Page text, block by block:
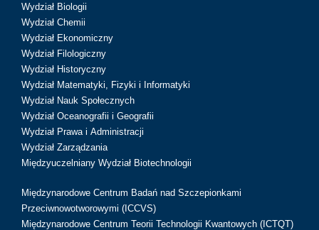
Wydział Biologii
Wydział Chemii
Wydział Ekonomiczny
Wydział Filologiczny
Wydział Historyczny
Wydział Matematyki, Fizyki i Informatyki
Wydział Nauk Społecznych
Wydział Oceanografii i Geografii
Wydział Prawa i Administracji
Wydział Zarządzania
Międzyuczelniany Wydział Biotechnologii
Międzynarodowe Centrum Badań nad Szczepionkami
Przeciwnowotworowymi (ICCVS)
Międzynarodowe Centrum Teorii Technologii Kwantowych (ICTQT)